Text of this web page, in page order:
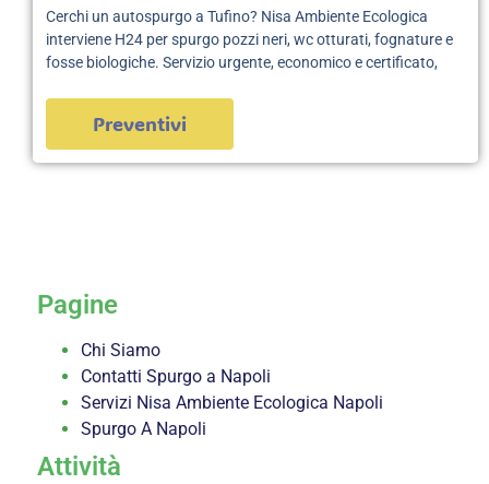
Cerchi un autospurgo a Tufino? Nisa Ambiente Ecologica
interviene H24 per spurgo pozzi neri, wc otturati, fognature e
fosse biologiche. Servizio urgente, economico e certificato,
Preventivi
Pagine
Chi Siamo
Contatti Spurgo a Napoli
Servizi Nisa Ambiente Ecologica Napoli
Spurgo A Napoli
Attività